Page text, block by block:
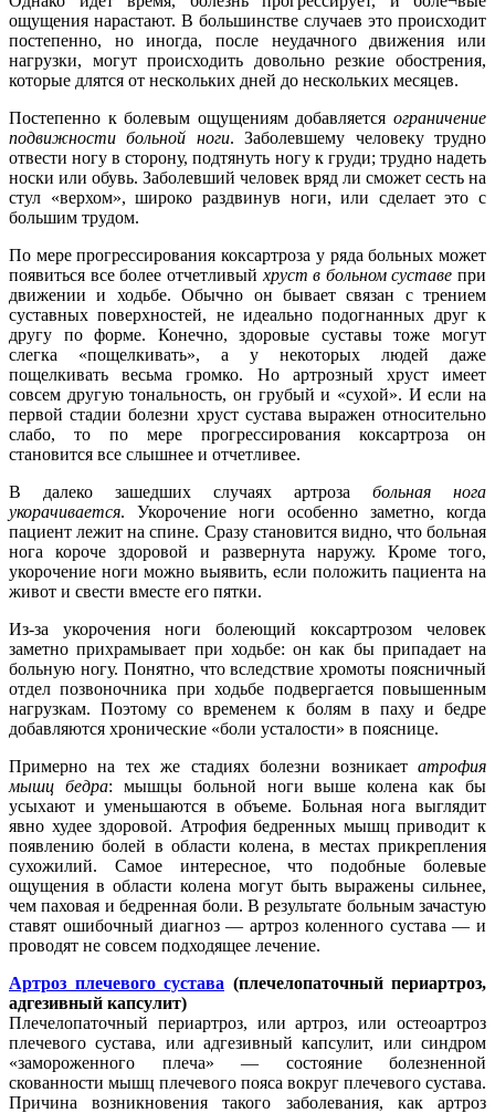
ощущения нарастают. В большинстве случаев это происходит
постепенно, но иногда, после неудачного движения или
нагрузки, могут происходить довольно резкие обострения,
которые длятся от нескольких дней до нескольких месяцев.
Постепенно к болевым ощущениям добавляется ограничение
подвижности больной ноги. Заболевшему человеку трудно
отвести ногу в сторону, подтянуть ногу к груди; трудно надеть
носки или обувь. Заболевший человек вряд ли сможет сесть на
стул «верхом», широко раздвинув ноги, или сделает это с
большим трудом.
По мере прогрессирования коксартроза у ряда больных может
появиться все более отчетливый хруст в больном суставе при
движении и ходьбе. Обычно он бывает связан с трением
суставных поверхностей, не идеально подогнанных друг к
другу по форме. Конечно, здоровые суставы тоже могут
слегка «пощелкивать», а у некоторых людей даже
пощелкивать весьма громко. Но артрозный хруст имеет
совсем другую тональность, он грубый и «сухой». И если на
первой стадии болезни хруст сустава выражен относительно
слабо, то по мере прогрессирования коксартроза он
становится все слышнее и отчетливее.
В далеко зашедших случаях артроза больная нога
укорачивается. Укорочение ноги особенно заметно, когда
пациент лежит на спине. Сразу становится видно, что больная
нога короче здоровой и развернута наружу. Кроме того,
укорочение ноги можно выявить, если положить пациента на
живот и свести вместе его пятки.
Из-за укорочения ноги болеющий коксартрозом человек
заметно прихрамывает при ходьбе: он как бы припадает на
больную ногу. Понятно, что вследствие хромоты поясничный
отдел позвоночника при ходьбе подвергается повышенным
нагрузкам. Поэтому со временем к болям в паху и бедре
добавляются хронические «боли усталости» в пояснице.
Примерно на тех же стадиях болезни возникает атрофия
мышц бедра: мышцы больной ноги выше колена как бы
усыхают и уменьшаются в объеме. Больная нога выглядит
явно худее здоровой. Атрофия бедренных мышц приводит к
появлению болей в области колена, в местах прикрепления
сухожилий. Самое интересное, что подобные болевые
ощущения в области колена могут быть выражены сильнее,
чем паховая и бедренная боли. В результате больным зачастую
ставят ошибочный диагноз — артроз коленного сустава — и
проводят не совсем подходящее лечение.
Артроз плечевого сустава (плечелопаточный периартроз,
адгезивный капсулит)
Плечелопаточный периартроз, или артроз, или остеоартроз
плечевого сустава, или адгезивный капсулит, или синдром
«замороженного плеча» — состояние болезненной
скованности мышц плечевого пояса вокруг плечевого сустава.
Причина возникновения такого заболевания, как артроз